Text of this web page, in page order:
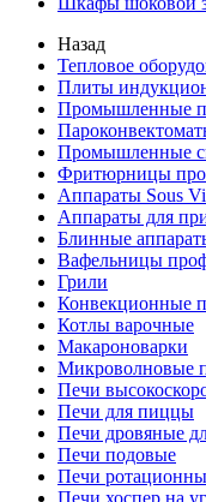
Назад
Тепловое
Плиты
Промышленные
Промышленные
Фритюрницы
Аппараты Sous
Аппараты для
Блинные
Вафельницы
Грили
Конвекционные
Котлы варочные
Макароноварки
Микроволновые
Печи
Печи для пиццы
Печи дровяные
Печи подовые
Печи
Печи хоспер на